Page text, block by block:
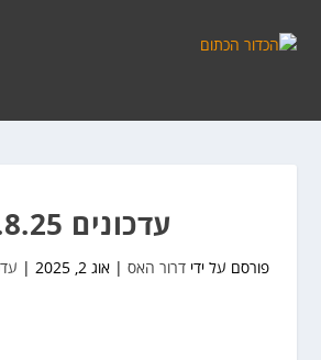
עדכונים 2.8.25
פורסם על ידי דרור האס אוג 2, 2025